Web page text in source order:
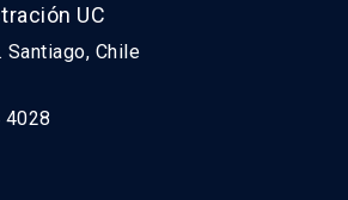
UC
Santiago, Chile